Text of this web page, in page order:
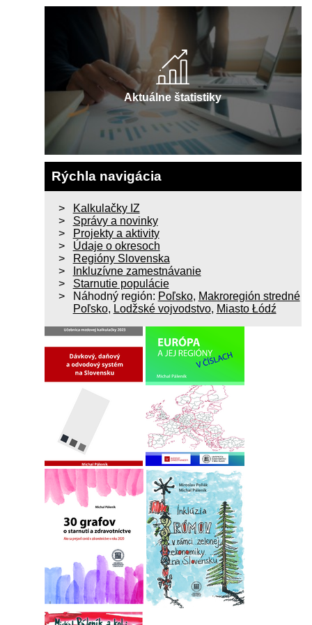
Aktuálne štatistiky
Rýchla navigácia
Kalkulačky IZ
Správy a novinky
Projekty a aktivity
Údaje o okresoch
Regióny Slovenska
Inkluzívne zamestnávanie
Starnutie populácie
Náhodný región: Poľsko, Makroregión stredné
Poľsko, Lodžské vojvodstvo, Miasto Łódź